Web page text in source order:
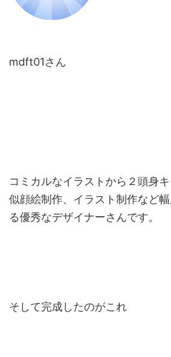
mdft01さん
コミカルなイラストから２頭身キ
似顔絵制作、イラスト制作など
る優秀なデザイナーさんです。
そして完成したのがこれ